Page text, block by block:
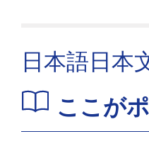
日本語日本
ここが